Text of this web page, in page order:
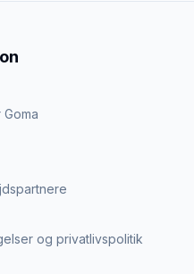
og privatlivspolitik